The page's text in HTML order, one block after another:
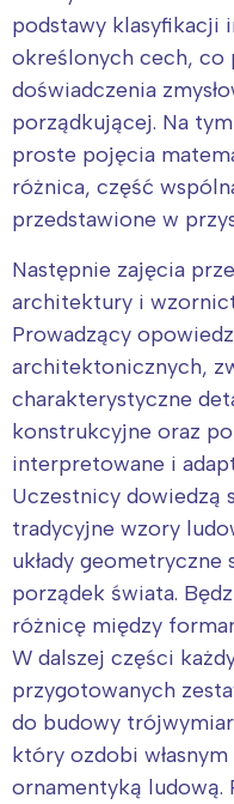
podstawy klasyfikacji
określonych cech,
doświadczenia
porządkującej. Na
proste pojęcia
różnica, część
przedstawione w
Następnie zajęcia
architektury i
Prowadzący
architektonicznych,
charakterystyczne
konstrukcyjne oraz
interpretowane i
Uczestnicy dowiedzą
tradycyjne wzory
układy geometryczne
porządek świata.
różnicę między
W dalszej części
przygotowanych
do budowy
który ozdobi
ornamentyką ludową.